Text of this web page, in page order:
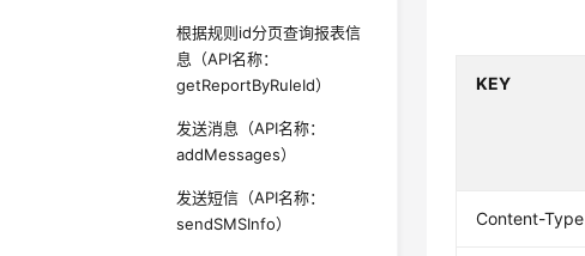
根据规则id分页查询报表信
息（API名称：
getReportByRuleId）
发送消息（API名称：
addMessages）
发送短信（API名称：
sendSMSInfo）
KEY
Content-Type